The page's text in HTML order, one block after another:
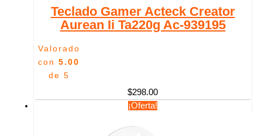
Teclado Gamer Acteck Creator
Aurean Ii Ta220g Ac-939195
Valorado
con5.00
de 5
$298.00
¡Oferta!